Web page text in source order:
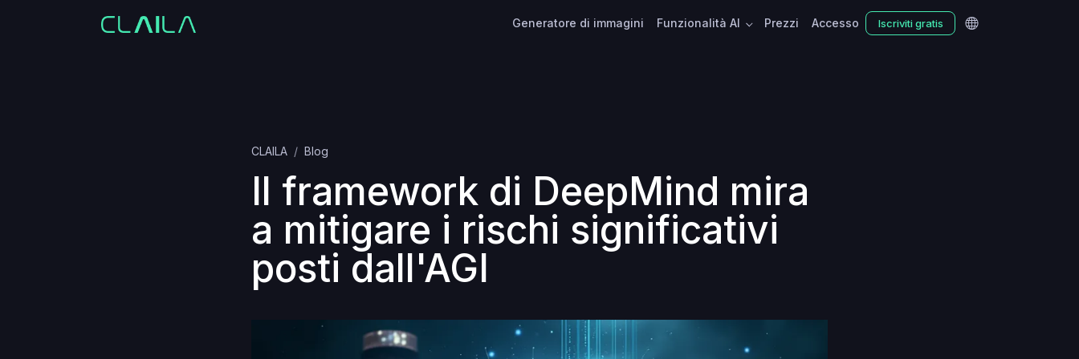
Generatore di immagini Funzionalità AI Prezzi Accesso Iscriviti gratis
CLAILA Blog
Il framework di DeepMind mira
a mitigare i rischi significativi
posti dall'AGI